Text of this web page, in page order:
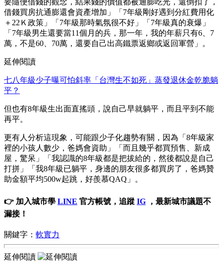
要隨便借錢的觀念，結果錢的價值都被通膨吃光，還倒扣了，
借錢買房抗通膨還會資產增加」「7年級剛好遇到分紅費用化
＋22Ｋ政策」「7年級那時氣氛很不好」「7年級真的衰爆」
「7年級男生還要當11個月的兵，那一年，我的年薪只有6、7
萬，不是60、70萬，還要自己出高鐵票返鄉或返回軍營」。
延伸閱讀
七八年級少子曝可怕斜率「台灣生不如死」蒸發退休金乾脆躺
平？
但也有8年級生出面直搖頭，說自己早就躺平，而且平到不能
再平。
更有人分析這現象，可能跟少子化趨勢有關，因為「8年級家
裡的小孩人數少，爸媽會資助」「而且幾乎都買預售、新成
屋，驚呆」「我認識的8年級都是把拔給的，然後都說是自己
打拼」「我8年級已躺平，身邊的朋友很多都買房了，爸媽贊
助金額平均500w起跳，好羨慕QAQ」。
👉 加入城市學 LINE 官方帳號，追蹤 IG ，最新城市議題不
漏接！
關鍵字： 軟實力
延伸閱讀